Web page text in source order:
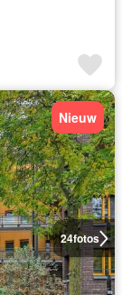
24fotos
Nieuw